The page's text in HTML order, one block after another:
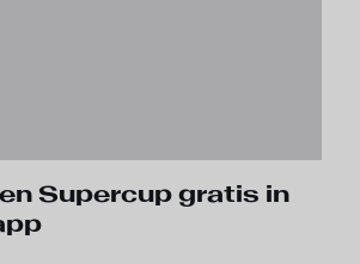
Supercup gratis in